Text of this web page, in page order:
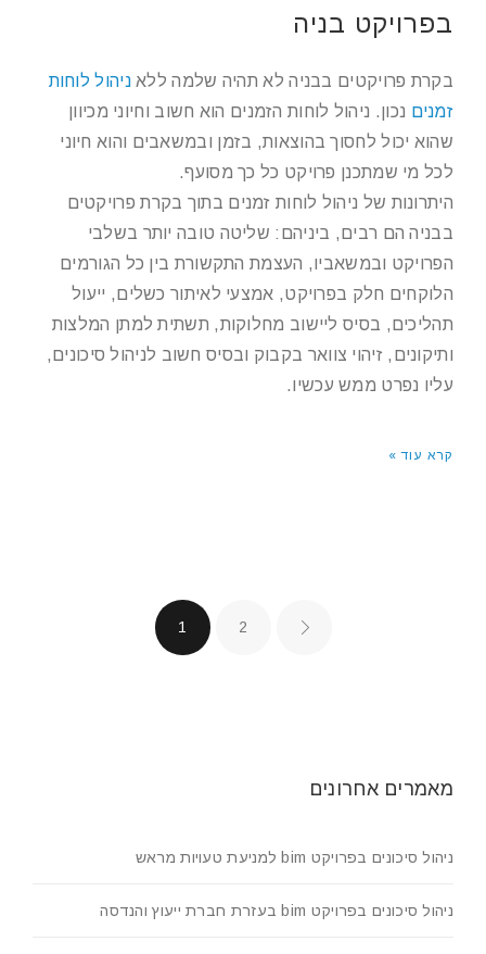
בפרויקט בניה
בקרת פרויקטים בבניה לא תהיה שלמה ללאניהול לוחות
זמנים נכון. ניהול לוחות הזמנים הוא חשוב וחיוני מכיוון
שהוא יכול לחסוך בהוצאות, בזמן ובמשאבים והוא חיוני
לכל מי שמתכנן פרויקט כל כך מסועף.
היתרונות של ניהול לוחות זמנים בתוך בקרת פרויקטים
בבניה הם רבים, ביניהם: שליטה טובה יותר בשלבי
הפרויקט ובמשאביו, העצמת התקשורת בין כל הגורמים
הלוקחים חלק בפרויקט, אמצעי לאיתור כשלים, ייעול
תהליכים, בסיס ליישוב מחלוקות, תשתית למתן המלצות
ותיקונים, זיהוי צוואר בקבוק ובסיס חשוב לניהול סיכונים,
עליו נפרט ממש עכשיו.
קרא עוד »
1 2
מאמרים אחרונים
ניהול סיכונים בפרויקט bim למניעת טעויות מראש
ניהול סיכונים בפרויקט bim בעזרת חברת ייעוץ והנדסה